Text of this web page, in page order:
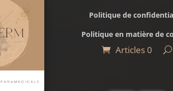
Politique de
Politique en matière de
Articles 0